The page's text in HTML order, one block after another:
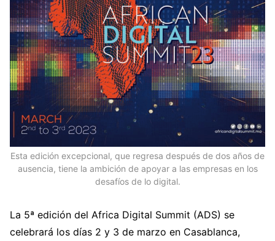
Esta edición excepcional, que regresa después de dos años de
ausencia, tiene la ambición de apoyar a las empresas en los
desafíos de lo digital.
La 5ª edición del Africa Digital Summit (ADS) se
celebrará los días 2 y 3 de marzo en Casablanca,